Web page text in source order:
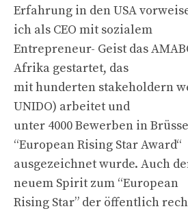
Erfahrung in den USA
ich als CEO mit sozialem
Entrepreneur- Geist das
Afrika gestartet, das
mit hunderten stakeholdern
UNIDO) arbeitet und
unter 4000 Bewerben in
“European Rising Star Award“
ausgezeichnet wurde. Auch
neuem Spirit zum “European
Rising Star” der öffentlich